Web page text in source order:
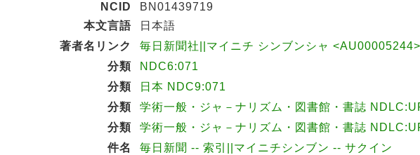
NCID
BN01439719
本文言語
日本語
著者名リンク
毎日新聞社||マイニチ シンブンシャ <AU00005244>
分類
NDC6:071
分類
日本 NDC9:071
分類
学術一般・ジャ－ナリズム・図書館・書誌
分類
学術一般・ジャ－ナリズム・図書館・書誌
件名
毎日新聞 -- 索引||マイニチシンブン -- サクイン